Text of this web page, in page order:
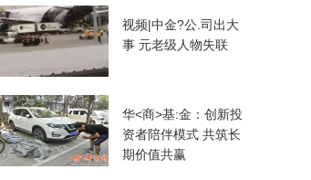
视频|中金?公.司出大
事 元老级人物失联
华<商>基:金：创新投
资者陪伴模式 共筑长
期价值共赢